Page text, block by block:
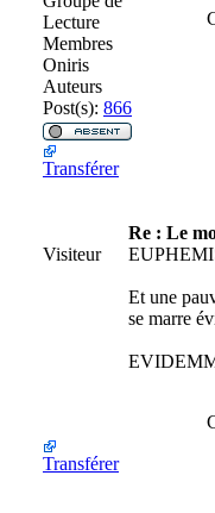
Lecture
Membres
Oniris
Auteurs
Post(s): 866
Transférer
Re : Le
Visiteur
Et une
se marre
Transférer